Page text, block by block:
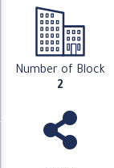
Number of Block
2